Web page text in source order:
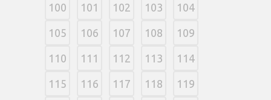
100 101 102 103 104
105 106 107 108 109
110 111 112 113 114
115 116 117 118 119